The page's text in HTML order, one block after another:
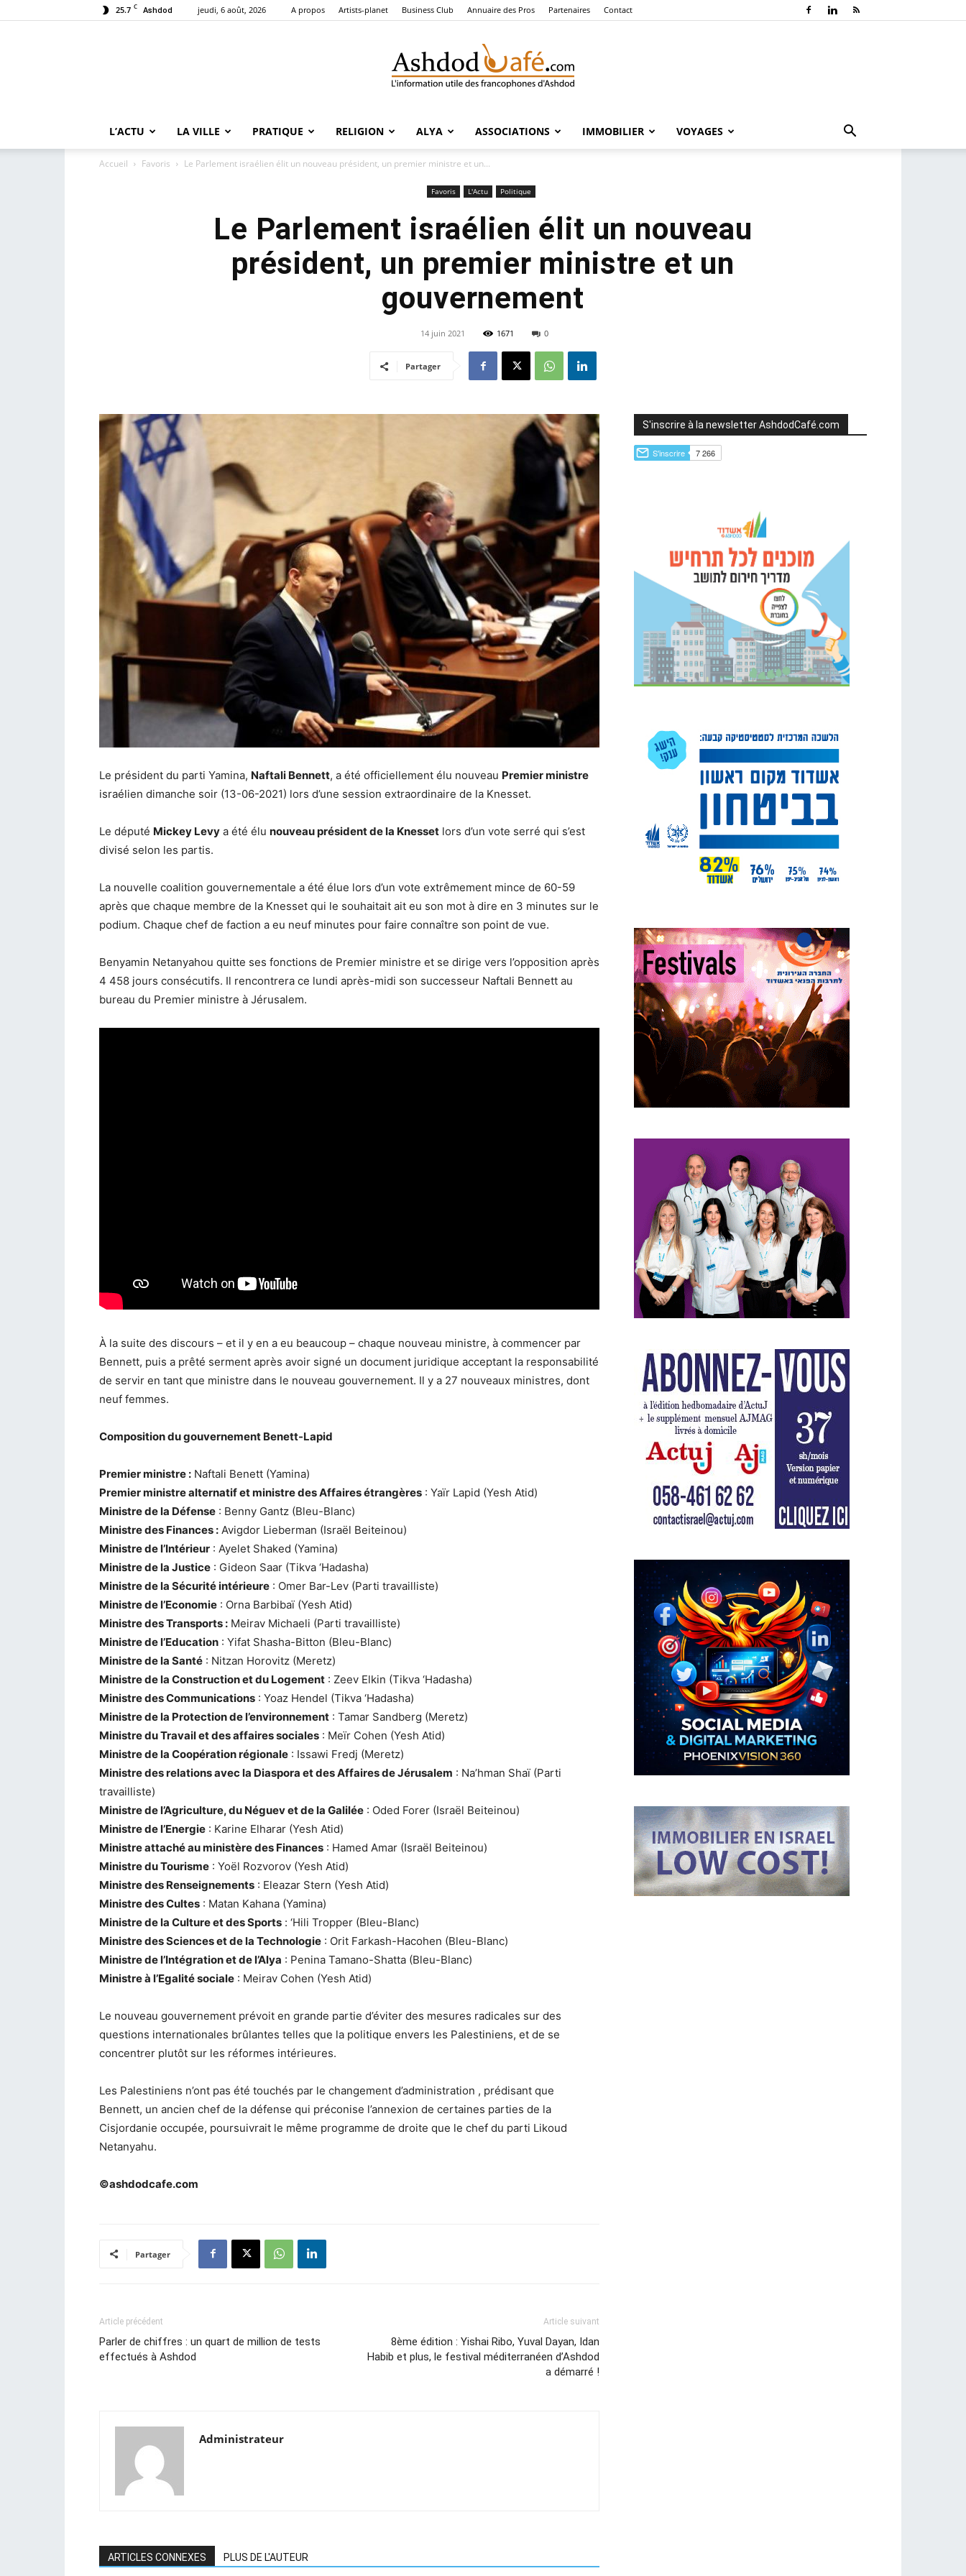
25.7 C Ashdod jeudi, 6 août, 2026 A propos Artists-planet Business Club Annuaire des Pros Partenaires Contact
Café
L’ACTU LA VILLE PRATIQUE RELIGION ALYA ASSOCIATIONS IMMOBILIER VOYAGES
Accueil Favoris Le Parlement israélien élit un nouveau président, un premier ministre et un...
Favoris L'Actu Politique
Le Parlement israélien élit un nouveau
président, un premier ministre et un
gouvernement
14 juin 2021 1671 0
Partager
Le président du parti Yamina, Naftali Bennett, a été officiellement élu nouveau Premier ministre
israélien dimanche soir (13-06-2021) lors d’une session extraordinaire de la Knesset.
Le député Mickey Levy a été élu nouveau président de la Knesset lors d’un vote serré qui s’est
divisé selon les partis.
La nouvelle coalition gouvernementale a été élue lors d’un vote extrêmement mince de 60-59
après que chaque membre de la Knesset qui le souhaitait ait eu son mot à dire en 3 minutes sur le
podium. Chaque chef de faction a eu neuf minutes pour faire connaître son point de vue.
Benyamin Netanyahou quitte ses fonctions de Premier ministre et se dirige vers l’opposition après
4 458 jours consécutifs. Il rencontrera ce lundi après-midi son successeur Naftali Bennett au
bureau du Premier ministre à Jérusalem.
À la suite des discours – et il y en a eu beaucoup – chaque nouveau ministre, à commencer par
Bennett, puis a prêté serment après avoir signé un document juridique acceptant la responsabilité
de servir en tant que ministre dans le nouveau gouvernement. Il y a 27 nouveaux ministres, dont
neuf femmes.
Composition du gouvernement Benett-Lapid
Premier ministre : Naftali Benett (Yamina)
Premier ministre alternatif et ministre des Affaires étrangères : Yaïr Lapid (Yesh Atid)
Ministre de la Défense : Benny Gantz (Bleu-Blanc)
Ministre des Finances : Avigdor Lieberman (Israël Beiteinou)
Ministre de l’Intérieur : Ayelet Shaked (Yamina)
Ministre de la Justice : Gideon Saar (Tikva ‘Hadasha)
Ministre de la Sécurité intérieure : Omer Bar-Lev (Parti travailliste)
Ministre de l’Economie : Orna Barbibaï (Yesh Atid)
Ministre des Transports : Meirav Michaeli (Parti travailliste)
Ministre de l’Education : Yifat Shasha-Bitton (Bleu-Blanc)
Ministre de la Santé : Nitzan Horovitz (Meretz)
Ministre de la Construction et du Logement : Zeev Elkin (Tikva ‘Hadasha)
Ministre des Communications : Yoaz Hendel (Tikva ‘Hadasha)
Ministre de la Protection de l’environnement : Tamar Sandberg (Meretz)
Ministre du Travail et des affaires sociales : Meïr Cohen (Yesh Atid)
Ministre de la Coopération régionale : Issawi Fredj (Meretz)
Ministre des relations avec la Diaspora et des Affaires de Jérusalem : Na’hman Shaï (Parti
travailliste)
Ministre de l’Agriculture, du Néguev et de la Galilée : Oded Forer (Israël Beiteinou)
Ministre de l’Energie : Karine Elharar (Yesh Atid)
Ministre attaché au ministère des Finances : Hamed Amar (Israël Beiteinou)
Ministre du Tourisme : Yoël Rozvorov (Yesh Atid)
Ministre des Renseignements : Eleazar Stern (Yesh Atid)
Ministre des Cultes : Matan Kahana (Yamina)
Ministre de la Culture et des Sports : ‘Hili Tropper (Bleu-Blanc)
Ministre des Sciences et de la Technologie : Orit Farkash-Hacohen (Bleu-Blanc)
Ministre de l’Intégration et de l’Alya : Penina Tamano-Shatta (Bleu-Blanc)
Ministre à l’Egalité sociale : Meirav Cohen (Yesh Atid)
Le nouveau gouvernement prévoit en grande partie d’éviter des mesures radicales sur des
questions internationales brûlantes telles que la politique envers les Palestiniens, et de se
concentrer plutôt sur les réformes intérieures.
Les Palestiniens n’ont pas été touchés par le changement d’administration , prédisant que
Bennett, un ancien chef de la défense qui préconise l’annexion de certaines parties de la
Cisjordanie occupée, poursuivrait le même programme de droite que le chef du parti Likoud
Netanyahu.
©ashdodcafe.com
Partager
Article précédent
Parler de chiffres : un quart de million de tests
effectués à Ashdod
Article suivant
8ème édition : Yishai Ribo, Yuval Dayan, Idan
Habib et plus, le festival méditerranéen d’Ashdod
a démarré !
Administrateur
ARTICLES CONNEXES PLUS DE L'AUTEUR
S'inscrire à la newsletter AshdodCafé.com